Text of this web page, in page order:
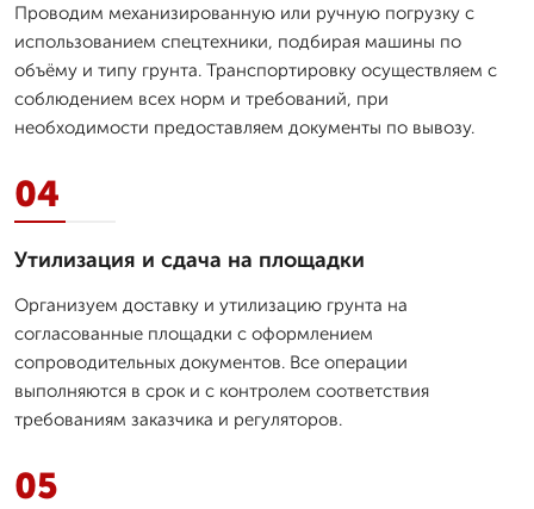
Проводим механизированную или ручную погрузку с
использованием спецтехники, подбирая машины по
объёму и типу грунта. Транспортировку осуществляем с
соблюдением всех норм и требований, при
необходимости предоставляем документы по вывозу.
04
Утилизация и сдача на площадки
Организуем доставку и утилизацию грунта на
согласованные площадки с оформлением
сопроводительных документов. Все операции
выполняются в срок и с контролем соответствия
требованиям заказчика и регуляторов.
05